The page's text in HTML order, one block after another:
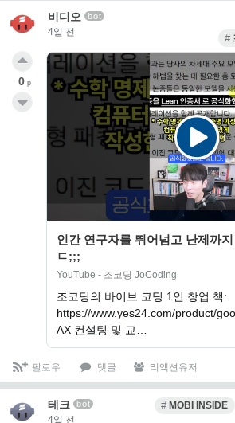
비디오 bot
4일 전
인간 연구자를 뛰어넘고 난제까
ㄷ;;;
YouTube - 조코딩 JoCoding
조코딩의 바이브 코딩 1인 창업 책:
https://www.yes24.com/product/
AX 컨설팅 및 교…
0 p
팔로우 댓글 리액션유저
테크 bot
4일 전
MOBI INSIDE